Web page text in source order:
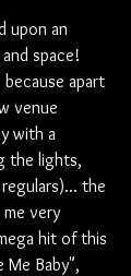
upon an
space!
apart
venue
with a
the lights,
the
very
hit of this
Me Baby",